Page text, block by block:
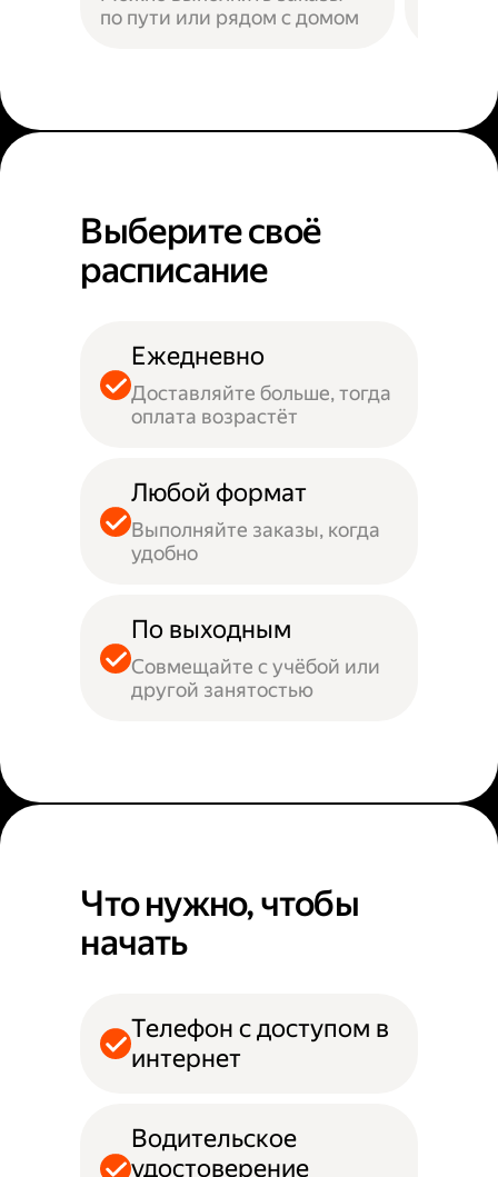
по пути или рядом с домом
Выберите своё
расписание
Ежедневно
Доставляйте больше, тогда
оплата возрастёт
Любой формат
Выполняйте заказы, когда
удобно
По выходным
Совмещайте с учёбой или
другой занятостью
Что нужно, чтобы
начать
Телефон с доступом в
интернет
Водительское
удостоверение